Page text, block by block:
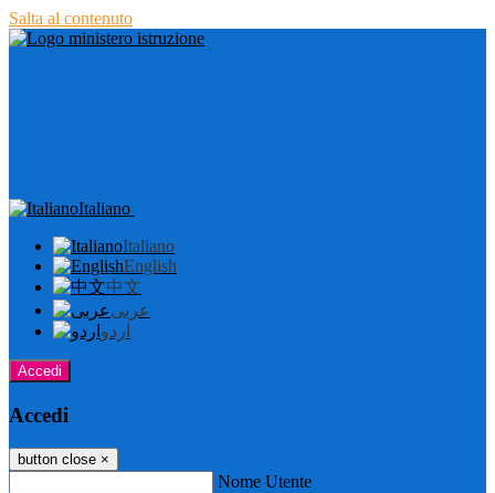
Salta al contenuto
Italiano
Italiano
English
中文
عربى
اردو
Accedi
Accedi
button close ×
Nome Utente